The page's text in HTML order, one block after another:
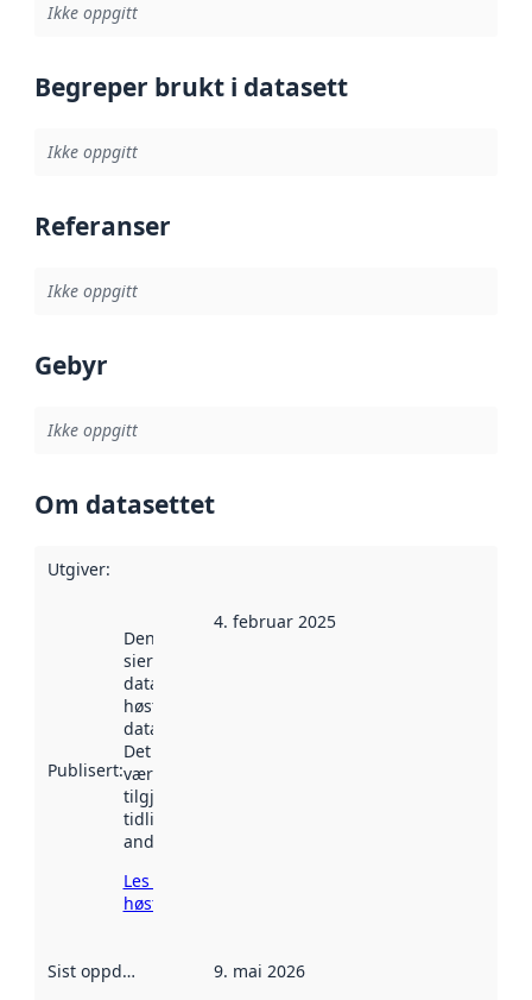
Ikke oppgitt
Begreper brukt i datasett
Ikke oppgitt
Referanser
Ikke oppgitt
Gebyr
Ikke oppgitt
Om datasettet
Utgiver:
Publisert:
Denne datoen
sier når
datasettet ble
høstet av
data.norge.no.
Det kan ha
vært
tilgjengelig
tidligere
andre steder.
Les mer om
høsting her
4. februar 2025
Sist oppdatert 9. mai 2026